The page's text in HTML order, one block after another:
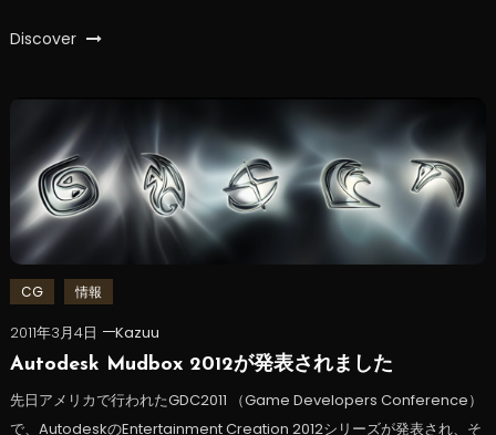
Discover
CG 情報
2011年3月4日
Kazuu
Autodesk Mudbox 2012が発表されました
先日アメリカで行われたGDC2011 （Game Developers Conference）
で、AutodeskのEntertainment Creation 2012シリーズが発表され、そ